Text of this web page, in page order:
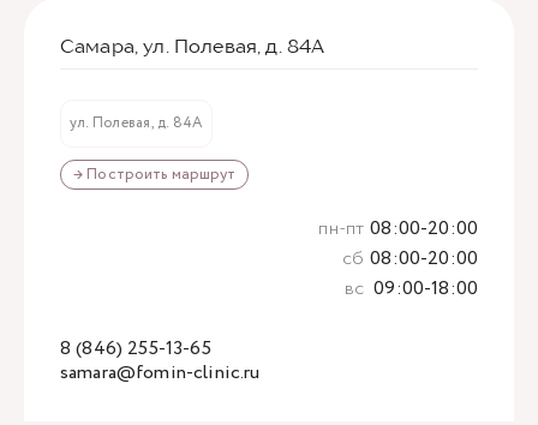
Самара, ул. Полевая, д. 84А
ул. Полевая, д. 84А
→ Построить маршрут
samara@fomin-clinic.ru
8 (846) 255-13-65
пн-пт 08:00-20:00
сб 08:00-20:00
вс 09:00-18:00